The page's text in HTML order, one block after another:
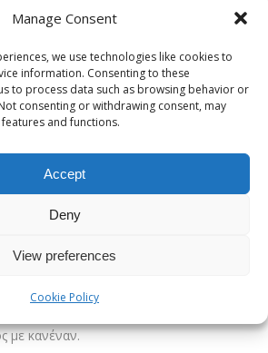
Manage Consent
we use technologies like cookies to
information. Consenting to these
to process data such as browsing behavior or
consenting or withdrawing consent, may
and functions.
Accept
Deny
View preferences
Cookie Policy
φωτογραφίες ή εικόνες που τους
η ίδια μύτη δεν ταιριάζει σε όλα
αποτελεί βασικό στοιχείο της
Ο στόχος δεν είναι η
κάθε προσώπου.
με κανέναν.